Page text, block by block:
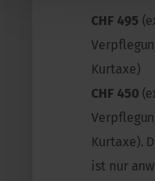
CHF 495
Kurtaxe)
CHF 450
Kurtaxe).
ist nur